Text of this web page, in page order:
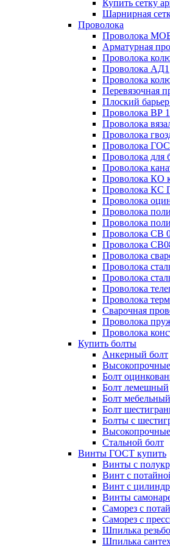
Купить сетку
Шарнирная
Проволока
Проволока
Арматурная
Проволока
Проволока АД1
Проволока
Перевязочная
Плоский
Проволока ВР 1
Проволока
Проволока
Проволока
Проволока для
Проволока
Проволока КО
Проволока КС
Проволока
Проволока
Проволока
Проволока СВ
Проволока
Проволока
Проволока
Проволока
Проволока
Проволока
Сварочная
Проволока
Проволока
Купить болты
Анкерный болт
Болт
Болт лемешный
Болт
Болт
Болты с
Стальной болт
Винты ГОСТ купить
Винты с
Винт с
Винт с
Винты
Саморез с
Саморез с
Шпилька
Шпилька